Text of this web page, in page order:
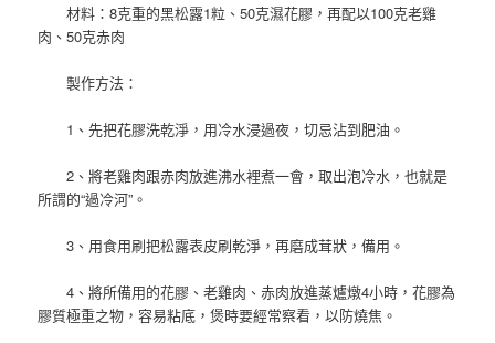
材料：8克重的黑松露1粒、50克濕花膠，再配以100克老雞
肉、50克赤肉
製作方法：
1、先把花膠洗乾淨，用冷水浸過夜，切忌沾到肥油。
2、將老雞肉跟赤肉放進沸水裡煮一會，取出泡冷水，也就是
所謂的“過冷河”。
3、用食用刷把松露表皮刷乾淨，再磨成茸狀，備用。
4、將所備用的花膠、老雞肉、赤肉放進蒸爐燉4小時，花膠為
膠質極重之物，容易粘底，煲時要經常察看，以防燒焦。